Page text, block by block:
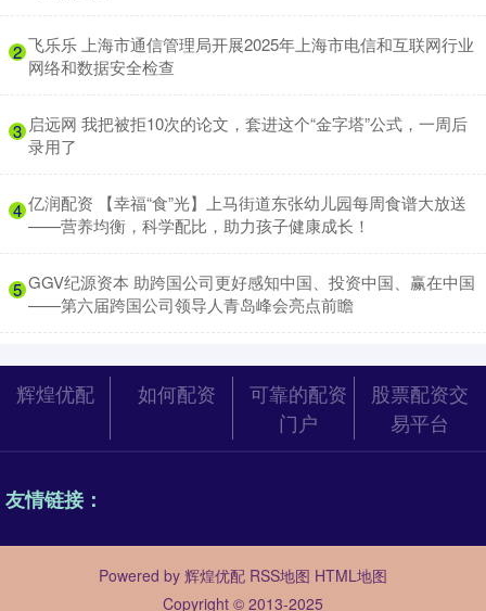
2 ​飞乐乐 上海市通信管理局开展2025年上海市电信和互联网行业
网络和数据安全检查
3 ​启远网 我把被拒10次的论文，套进这个“金字塔”公式，一周后
录用了
4 ​亿润配资 【幸福“食”光】上马街道东张幼儿园每周食谱大放送
——营养均衡，科学配比，助力孩子健康成长！
5 ​GGV纪源资本 助跨国公司更好感知中国、投资中国、赢在中国
——第六届跨国公司领导人青岛峰会亮点前瞻
辉煌优配 如何配资
可靠的配资
门户
股票配资交
易平台
友情链接：
Powered by 辉煌优配 RSS地图 HTML地图
Copyright © 2013-2025